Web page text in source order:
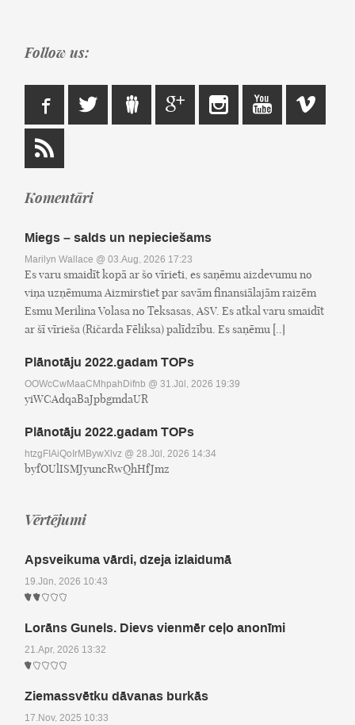
Follow us:
Komentāri
Miegs – salds un nepieciešams
Marilyn Wallace @ 03.Aug, 2026 17:23
Es varu smaidīt kopā ar šo vīrieti, es saņēmu aizdevumu no
viņa uzņēmuma Aizmirstiet par savām finansiālajām raizēm
Esmu Merilina Volasa no Teksasas, ASV. Es atkal varu smaidīt
ar šī vīrieša (Ričarda Fēliksa) palīdzību. Es saņēmu [..]
Plānotāju 2022.gadam TOPs
OOWcCwMaaCMhpahDifnb @ 31.Jūl, 2026 19:39
yiWCAdqaBaJpbgmdaUR
Plānotāju 2022.gadam TOPs
htzgFIAiQoIrMBywXlvz @ 28.Jūl, 2026 14:34
byfOUlISMJyuncRwQhHfJmz
Vērtējumi
Apsveikuma vārdi, dzeja izlaidumā
19.Jūn, 2026 10:43
Lorāns Gunels. Dievs vienmēr ceļo anonīmi
21.Apr, 2026 13:32
Ziemassvētku dāvanas burkās
17.Nov, 2025 10:33